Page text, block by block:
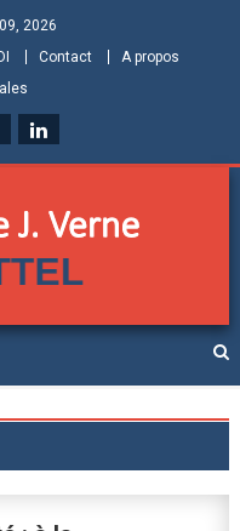
2026
Contact
A propos
Verne de